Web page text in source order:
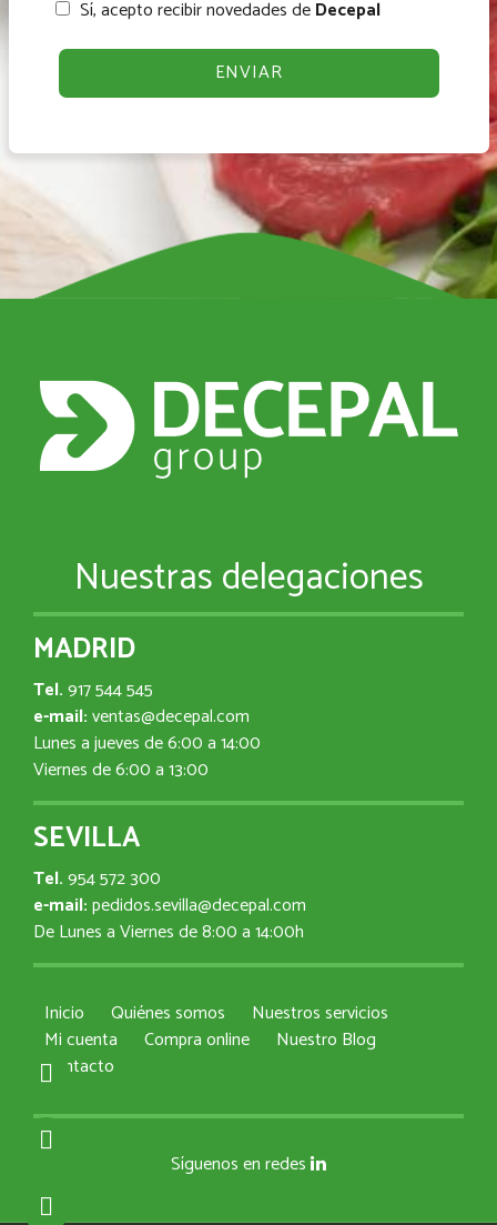
Sí, acepto recibir novedades deDecepal
Nuestras delegaciones
MADRID
Tel.917 544 545
e-mail:ventas@decepal.com
Lunes a jueves de 6:00 a 14:00
Viernes de 6:00 a 13:00
SEVILLA
Tel.954 572 300
e-mail:pedidos.sevilla@decepal.com
De Lunes a Viernes de 8:00 a 14:00h
Inicio Quiénes somos
Nuestros servicios
Mi cuenta
Compra online
Nuestro Blog
Contacto
Síguenos en redes